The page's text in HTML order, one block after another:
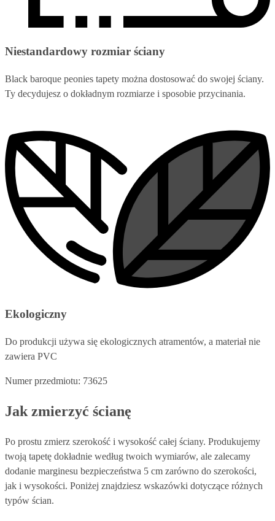
Niestandardowy rozmiar ściany
Black baroque peonies tapety można dostosować do swojej ściany.
Ty decydujesz o dokładnym rozmiarze i sposobie przycinania.
Ekologiczny
Do produkcji używa się ekologicznych atramentów, a materiał nie
zawiera PVC
Numer przedmiotu: 73625
Jak zmierzyć ścianę
Po prostu zmierz szerokość i wysokość całej ściany. Produkujemy
twoją tapetę dokładnie według twoich wymiarów, ale zalecamy
dodanie marginesu bezpieczeństwa 5 cm zarówno do szerokości,
jak i wysokości. Poniżej znajdziesz wskazówki dotyczące różnych
typów ścian.